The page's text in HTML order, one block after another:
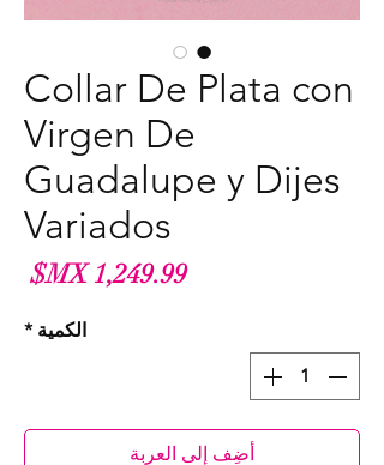
Collar De Plata con
Virgen De
Guadalupe y Dijes
Variados
الكمية *
أضِف إلى العربة